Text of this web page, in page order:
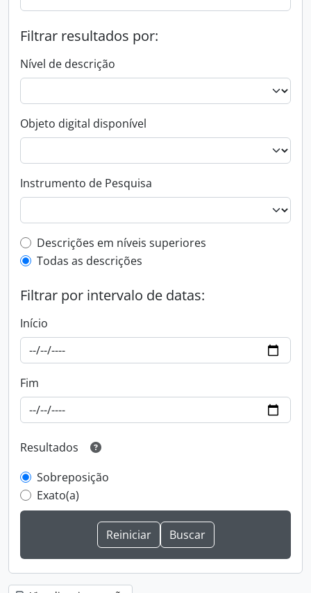
Filtrar resultados por:
Nível de descrição
Objeto digital disponível
Instrumento de Pesquisa
Filtro de descrição de nível superior
Descrições em níveis superiores
Todas as descrições
Filtrar por intervalo de datas:
Início
Fim
Resultados
Sobreposição
Exato(a)